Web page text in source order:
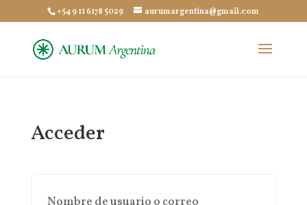
+54 9 11 6178 5029 aurumargentina@gmail.com
Acceder